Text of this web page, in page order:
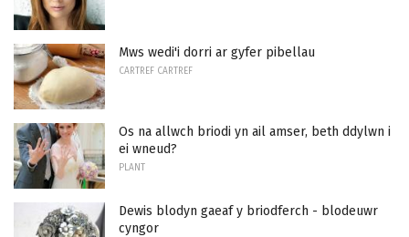
Mws wedi'i dorri ar gyfer pibellau
CARTREF CARTREF
Os na allwch briodi yn ail amser, beth ddylwn i
ei wneud?
PLANT
Dewis blodyn gaeaf y briodferch - blodeuwr
cyngor